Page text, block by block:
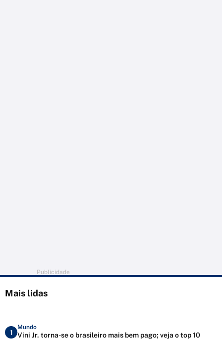
Publicidade
Mais lidas
1
Mundo
Vini Jr. torna-se o brasileiro mais bem pago; veja o top 10